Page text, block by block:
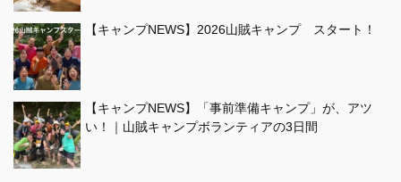
【キャンプNEWS】2026山賊キャンプ スタート！
【キャンプNEWS】「事前準備キャンプ」が、アツ
い！｜山賊キャンプボランティアの3日間